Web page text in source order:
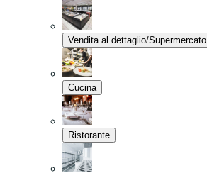
Vendita al dettaglio/Supermercato
Cucina
Ristorante